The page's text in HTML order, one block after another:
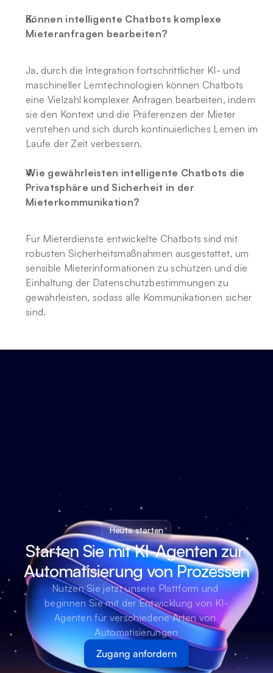
Können intelligente Chatbots komplexe
Mieteranfragen bearbeiten?
Ja, durch die Integration fortschrittlicher KI- und
maschineller Lerntechnologien können Chatbots
eine Vielzahl komplexer Anfragen bearbeiten, indem
sie den Kontext und die Präferenzen der Mieter
verstehen und sich durch kontinuierliches Lernen im
Laufe der Zeit verbessern.
Wie gewährleisten intelligente Chatbots die
Privatsphäre und Sicherheit in der
Mieterkommunikation?
Für Mieterdienste entwickelte Chatbots sind mit
robusten Sicherheitsmaßnahmen ausgestattet, um
sensible Mieterinformationen zu schützen und die
Einhaltung der Datenschutzbestimmungen zu
gewährleisten, sodass alle Kommunikationen sicher
sind.
Heute starten
Starten Sie mit KI-Agenten zur
Automatisierung von Prozessen
Nutzen Sie jetzt unsere Plattform und
beginnen Sie mit der Entwicklung von KI-
Agenten für verschiedene Arten von
Automatisierungen
Zugang anfordern